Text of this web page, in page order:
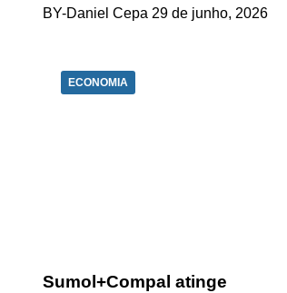
BY-Daniel Cepa 29 de junho, 2026
ECONOMIA
Sumol+Compal atinge